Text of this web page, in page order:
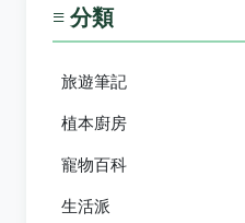
≡ 分類
旅遊筆記
植本廚房
寵物百科
生活派